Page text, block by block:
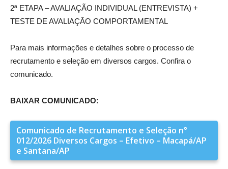
2ª ETAPA – AVALIAÇÃO INDIVIDUAL (ENTREVISTA) +
TESTE DE AVALIAÇÃO COMPORTAMENTAL
Para mais informações e detalhes sobre o processo de
recrutamento e seleção em diversos cargos. Confira o
comunicado.
BAIXAR COMUNICADO:
Comunicado de Recrutamento e Seleção n°
012/2026 Diversos Cargos – Efetivo – Macapá/AP
e Santana/AP